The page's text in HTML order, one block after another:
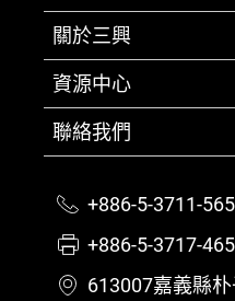
關於三興
資源中心
聯絡我們
+886-5-3711-565
+886-5-3717-465
613007嘉義縣